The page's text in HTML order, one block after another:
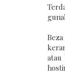
Beza
atau